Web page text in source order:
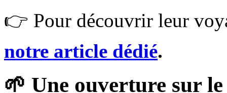
👉 Pour découvrir leur
notre article dédié.
🌱 Une ouverture sur